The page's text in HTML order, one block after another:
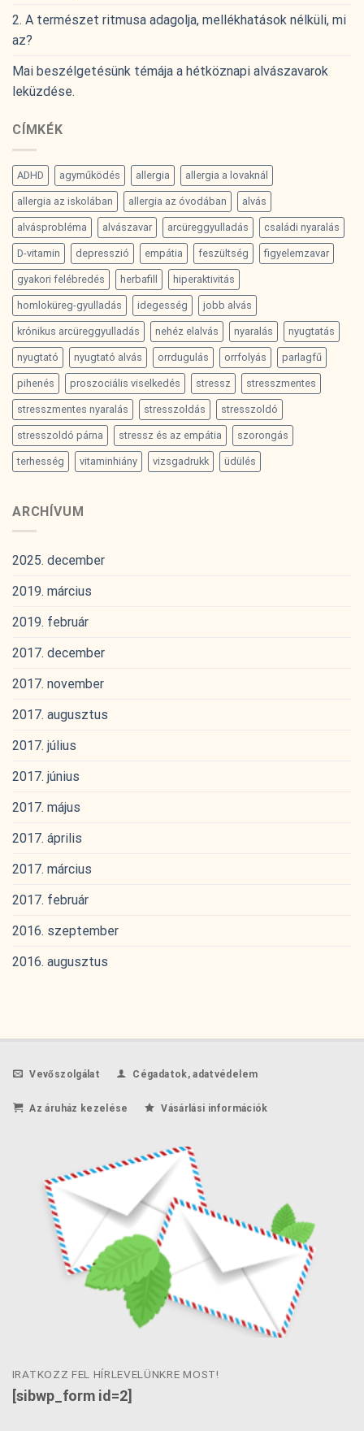
2. A természet ritmusa adagolja, mellékhatások nélküli, mi
az?
Mai beszélgetésünk témája a hétköznapi alvászavarok
leküzdése.
CÍMKÉK
ADHD agyműködés allergia allergia a lovaknál
allergia az iskolában allergia az óvodában alvás
alvásprobléma alvászavar arcüreggyulladás családi nyaralás
D-vitamin depresszió empátia feszültség figyelemzavar
gyakori felébredés herbafill hiperaktivitás
homloküreg-gyulladás idegesség jobb alvás
krónikus arcüreggyulladás nehéz elalvás nyaralás nyugtatás
nyugtató nyugtató alvás orrdugulás orrfolyás parlagfű
pihenés proszociális viselkedés stressz stresszmentes
stresszmentes nyaralás stresszoldás stresszoldó
stresszoldó párna stressz és az empátia szorongás
terhesség vitaminhiány vizsgadrukk üdülés
ARCHÍVUM
2025. december
2019. március
2019. február
2017. december
2017. november
2017. augusztus
2017. július
2017. június
2017. május
2017. április
2017. március
2017. február
2016. szeptember
2016. augusztus
Vevőszolgálat Cégadatok, adatvédelem
Az áruház kezelése Vásárlási információk
IRATKOZZ FEL HÍRLEVELÜNKRE MOST!
[sibwp_form id=2]